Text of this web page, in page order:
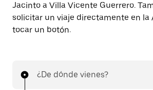
Jacinto a Villa Vicente Guerrero.
solicitar un viaje directamente en la
tocar un botón.
¿De dónde vienes?